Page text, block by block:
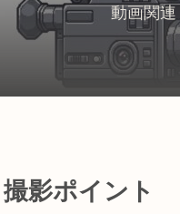
動画関連
影ポイント